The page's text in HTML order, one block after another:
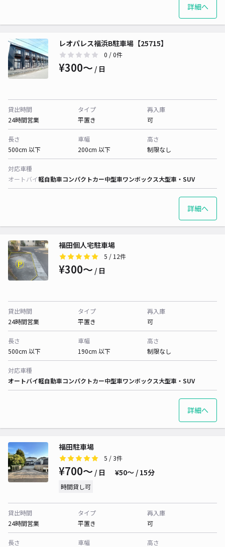
詳細へ
レオパレス福浜B駐車場【25715】
0 / 0件
¥300〜 / 日
貸出時間
24時間営業
タイプ
平置き
再入庫
可
長さ
500cm 以下
車幅
200cm 以下
高さ
制限なし
対応車種
オートバイ軽自動車コンパクトカー中型車ワンボックス大型車・SUV
詳細へ
福田個人宅駐車場
5 / 12件
¥300〜 / 日
貸出時間
24時間営業
タイプ
平置き
再入庫
可
長さ
500cm 以下
車幅
190cm 以下
高さ
制限なし
対応車種
オートバイ軽自動車コンパクトカー中型車ワンボックス大型車・SUV
詳細へ
福田駐車場
5 / 3件
¥700〜 / 日 ¥50〜 / 15分
時間貸し可
貸出時間
24時間営業
タイプ
平置き
再入庫
可
長さ
車幅
高さ